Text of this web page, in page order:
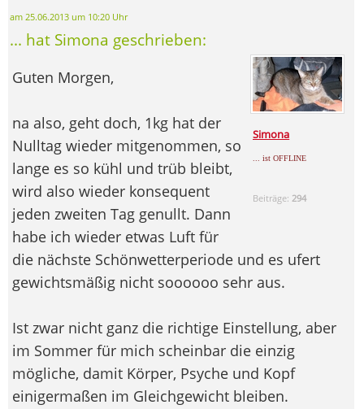
am 25.06.2013 um 10:20 Uhr
... hat Simona geschrieben:
Simona
... ist OFFLINE
Beiträge: 294
Guten Morgen,
na also, geht doch, 1kg hat der
Nulltag wieder mitgenommen, so
lange es so kühl und trüb bleibt,
wird also wieder konsequent
jeden zweiten Tag genullt. Dann
habe ich wieder etwas Luft für
die nächste Schönwetterperiode und es ufert
gewichtsmäßig nicht soooooo sehr aus.
Ist zwar nicht ganz die richtige Einstellung, aber
im Sommer für mich scheinbar die einzig
mögliche, damit Körper, Psyche und Kopf
einigermaßen im Gleichgewicht bleiben.